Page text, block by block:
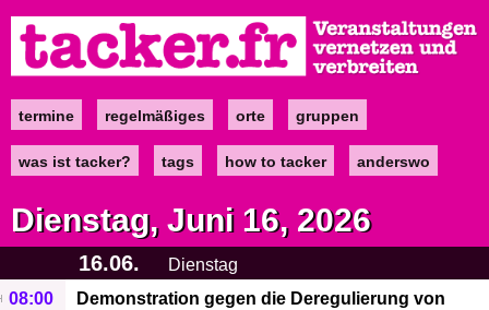
zum
Inhalt
Maintermine regelmäßiges orte gruppen
was ist tacker? tags how to tacker anderswo
Dienstag, Juni 16, 2026
16.06.
Dienstag
Demonstration gegen die Deregulierung von
08:00